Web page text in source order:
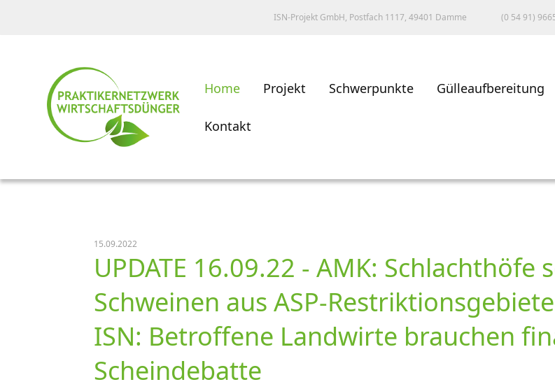
ISN-Projekt GmbH, Postfach 1117, 49401 Damme (0 54 91)
Home Projekt Schwerpunkte Gülleaufbereitung
Kontakt
15.09.2022
UPDATE 16.09.22 - AMK:
Schweinen aus ASP-
ISN: Betroffene Landwirte brauchen
Scheindebatte